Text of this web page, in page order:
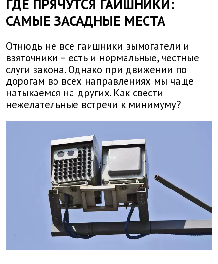
ГДЕ ПРЯЧУТСЯ ГАИШНИКИ:
САМЫЕ ЗАСАДНЫЕ МЕСТА
Отнюдь не все гаишники вымогатели и
взяточники – есть и нормальные, честные
слуги закона. Однако при движении по
дорогам во всех направлениях мы чаще
натыкаемся на других. Как свести
нежелательные встречи к минимуму?